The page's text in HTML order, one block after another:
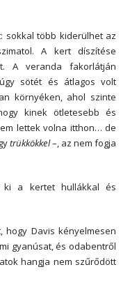
sokkal több kiderülhet az
A kert díszítése
A veranda fakorlátján
sötét és átlagos volt
környéken, ahol szinte
kinek ötletesebb és
lettek volna itthon… de
trükkökkel–, az nem fogja
a kertet hullákkal és
Davis kényelmesen
gyanúsat, és odabentről
hangja nem szűrődött